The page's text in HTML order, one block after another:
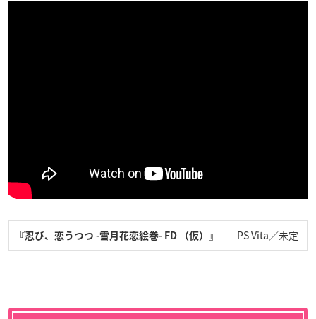
『忍び、恋うつつ -雪月花恋絵巻- FD （仮）』 PS Vita／未定